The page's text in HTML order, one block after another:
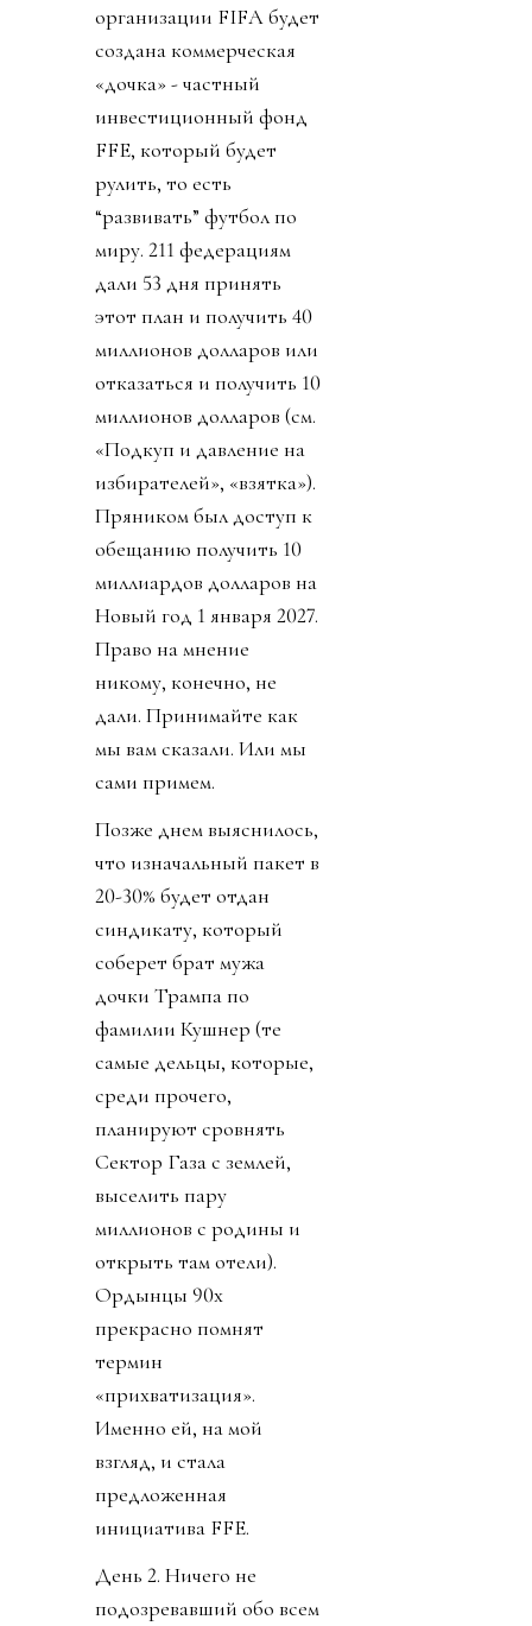
организации FIFA будет
создана коммерческая
«дочка» - частный
инвестиционный фонд
FFE, который будет
рулить, то есть
“развивать” футбол по
миру. 211 федерациям
дали 53 дня принять
этот план и получить 40
миллионов долларов или
отказаться и получить 10
миллионов долларов (см.
«Подкуп и давление на
избирателей», «взятка»).
Пряником был доступ к
обещанию получить 10
миллиардов долларов на
Новый год 1 января 2027.
Право на мнение
никому, конечно, не
дали. Принимайте как
мы вам сказали. Или мы
сами примем.
Позже днем выяснилось,
что изначальный пакет в
20-30% будет отдан
синдикату, который
соберет брат мужа
дочки Трампа по
фамилии Кушнер (те
самые дельцы, которые,
среди прочего,
планируют сровнять
Сектор Газа с землей,
выселить пару
миллионов с родины и
открыть там отели).
Ордынцы 90х
прекрасно помнят
термин
«прихватизация».
Именно ей, на мой
взгляд, и стала
предложенная
инициатива FFE.
День 2. Ничего не
подозревавший обо всем